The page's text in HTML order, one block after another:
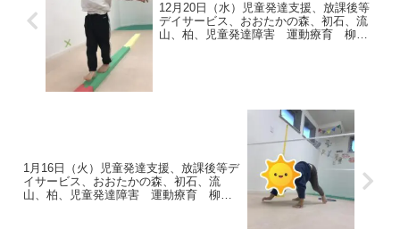
12月20日（水）児童発達支援、放課後等
デイサービス、おおたかの森、初石、流
山、柏、児童発達障害 運動療育 柳沢
1月16日（火）児童発達支援、放課後等デ
イサービス、おおたかの森、初石、流
山、柏、児童発達障害 運動療育 柳沢